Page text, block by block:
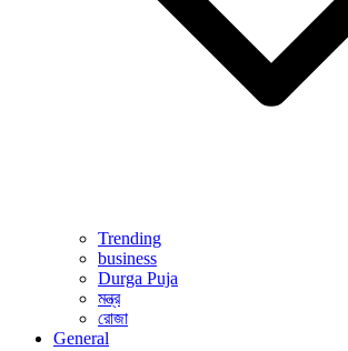
Trending
business
Durga Puja
মন্ত্র
রোজা
General